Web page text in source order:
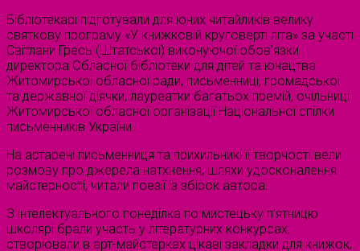
Бібліотекарі підготували для юних читайликів велику
святкову програму «У книжковій круговерті літа» за участі
Світлани Гресь (Штатської) виконуючої обов’язки
директора Обласної бібліотеки для дітей та юнацтва
Житомирської обласної ради, письменниці, громадської
та державної діячки, лауреатки багатьох премій, очільниці
Житомирської обласної організації Національної спілки
письменників України.
На артарені письменниця та прихильникі її творчості вели
розмову про джерела натхнення, шляхи удосконалення
майстерності, читали поезії із збірок автора.
З інтелектуального понеділка по мистецьку п’ятницю
школярі брали участь у літературних конкурсах,
створювали в арт-майстерках цікаві закладки для книжок,